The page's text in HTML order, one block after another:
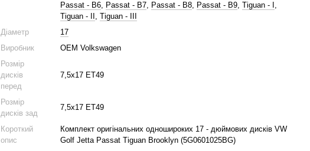
Passat - B6, Passat - B7, Passat - B8, Passat - B9,Tiguan - I ,
Tiguan - II ,Tiguan - III
Діаметр
17
Виробник
OEM Volkswagen
Розмір
дисків
перед
7,5x17 ET49
Розмір
дисків зад
7,5x17 ET49
Короткий
опис
Комплект оригінальних одношироких 17 - дюймових дисків VW
Golf Jetta Passat Tiguan Brooklyn (5G0601025BG)